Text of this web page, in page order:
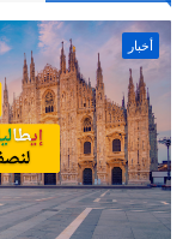
أخبار